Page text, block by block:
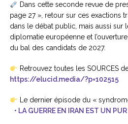
Dans cette seconde revue de
page 27 », retour sur ces exactions
dans le débat public, mais aussi sur
diplomatie européenne et
du bal des candidats de 2027.
Retrouvez toutes les SOURCES
https://elucid.media/?p=102515
Le dernier épisode du «
• LA GUERRE EN IRAN EST UN